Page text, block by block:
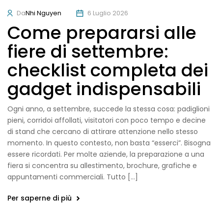
DaNhi Nguyen 6 Luglio 2026
Come prepararsi alle
fiere di settembre:
checklist completa dei
gadget indispensabili
Ogni anno, a settembre, succede la stessa cosa: padiglioni
pieni, corridoi affollati, visitatori con poco tempo e decine
di stand che cercano di attirare attenzione nello stesso
momento. In questo contesto, non basta “esserci”. Bisogna
essere ricordati. Per molte aziende, la preparazione a una
fiera si concentra su allestimento, brochure, grafiche e
appuntamenti commerciali. Tutto […]
Per saperne di più